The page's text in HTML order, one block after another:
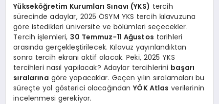
Yükseköğretim Kurumları Sınavı (YKS) tercih
sürecinde adaylar, 2025 ÖSYM YKS tercih kılavuzuna
göre istedikleri üniversite ve bölümleri seçecekler.
Tercih işlemleri, 30 Temmuz-11 Ağustos tarihleri
arasında gerçekleştirilecek. Kılavuz yayınlandıktan
sonra tercih ekranı aktif olacak. Peki, 2025 YKS
tercihleri nasıl yapılacak? Adaylar tercihlerini başarı
sıralarına göre yapacaklar. Geçen yılın sıralamaları bu
süreçte yol gösterici olacağındanYÖK Atlas verilerinin
incelenmesi gerekiyor.